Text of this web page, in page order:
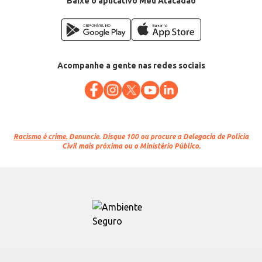
Acompanhe a gente nas redes sociais
Racismo é crime. Denuncie. Disque 100 ou procure a Delegacia de Polícia
Civil mais próxima ou o Ministério Público.